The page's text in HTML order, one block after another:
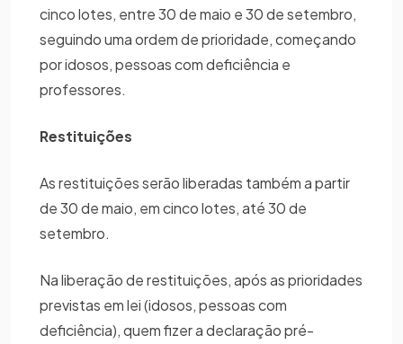
cinco lotes, entre 30 de maio e 30 de setembro,
seguindo uma ordem de prioridade, começando
por idosos, pessoas com deficiência e
professores.
Restituições
As restituições serão liberadas também a partir
de 30 de maio, em cinco lotes, até 30 de
setembro.
Na liberação de restituições, após as prioridades
previstas em lei (idosos, pessoas com
deficiência), quem fizer a declaração pré-